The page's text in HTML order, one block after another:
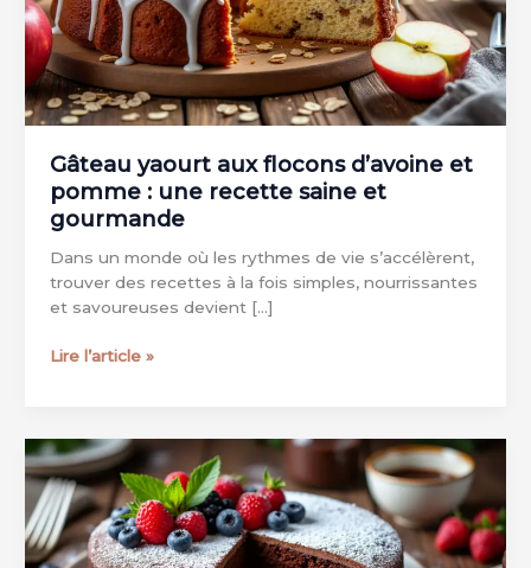
Gâteau yaourt aux flocons d’avoine et
pomme : une recette saine et
gourmande
Dans un monde où les rythmes de vie s’accélèrent,
trouver des recettes à la fois simples, nourrissantes
et savoureuses devient […]
Gâteau
d’avoine
et
pomme
:
une
Lire l’article »